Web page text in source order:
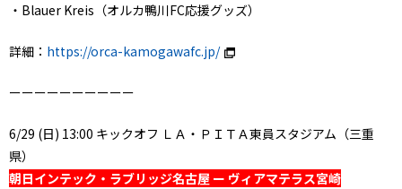
・Blauer Kreis（オルカ鴨川FC応援グッズ）
詳細： https://orca-kamogawafc.jp/
ーーーーーーーーーー
6/29 (日) 13:00 キックオフ ＬＡ・ＰＩＴＡ東員スタジアム（三重
県）
朝日インテック・ラブリッジ名古屋 ー ヴィアマテラス宮崎